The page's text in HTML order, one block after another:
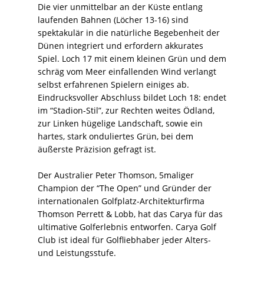
Die vier unmittelbar an der Küste entlang
laufenden Bahnen (Löcher 13-16) sind
spektakulär in die natürliche Begebenheit der
Dünen integriert und erfordern akkurates
Spiel. Loch 17 mit einem kleinen Grün und dem
schräg vom Meer einfallenden Wind verlangt
selbst erfahrenen Spielern einiges ab.
Eindrucksvoller Abschluss bildet Loch 18: endet
im “Stadion-Stil”, zur Rechten weites Ödland,
zur Linken hügelige Landschaft, sowie ein
hartes, stark onduliertes Grün, bei dem
äußerste Präzision gefragt ist.
Der Australier Peter Thomson, 5maliger
Champion der “The Open” und Gründer der
internationalen Golfplatz-Architekturfirma
Thomson Perrett & Lobb, hat das Carya für das
ultimative Golferlebnis entworfen. Carya Golf
Club ist ideal für Golfliebhaber jeder Alters-
und Leistungsstufe.